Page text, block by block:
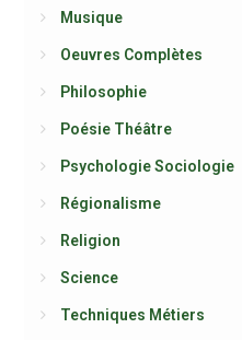
Musique
Oeuvres Complètes
Philosophie
Poésie Théâtre
Psychologie Sociologie
Régionalisme
Religion
Science
Techniques Métiers